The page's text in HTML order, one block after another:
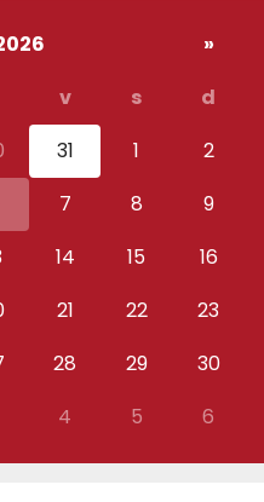
»
v s
d
31 1
2
7 8
9
14 15
16
21 22
23
28 29
30
4 5 6